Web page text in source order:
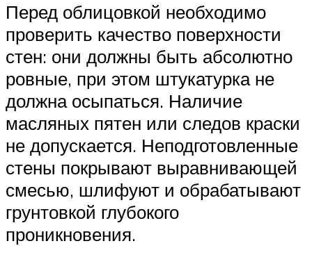
Перед облицовкой необходимо
проверить качество поверхности
стен: они должны быть абсолютно
ровные, при этом штукатурка не
должна осыпаться. Наличие
масляных пятен или следов краски
не допускается. Неподготовленные
стены покрывают выравнивающей
смесью, шлифуют и обрабатывают
грунтовкой глубокого
проникновения.